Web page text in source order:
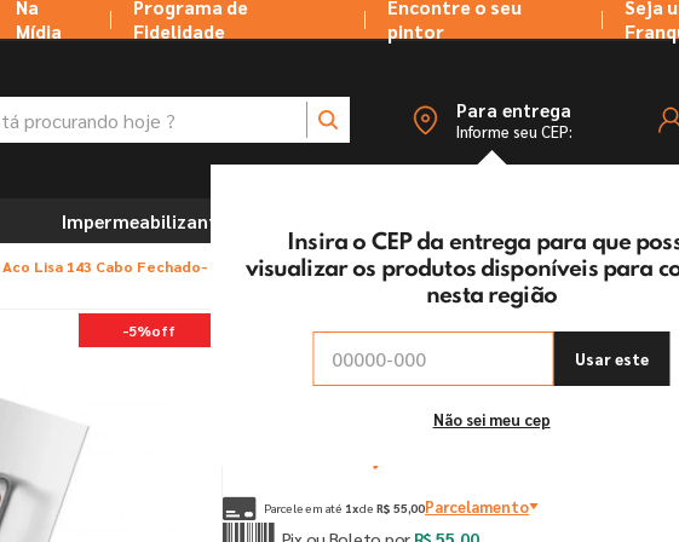
Na
Mídia
Programa de
Fidelidade
Encontre o seu
pintor
Seja
Para entrega
Informe seu CEP:
Insira o CEP da entrega para que
visualizar os produtos disponíveis para
nesta região
Usar este
Não sei meu cep
Impermeabilizantes
Lisa 143 Cabo Fechado- Atlas
-5%off Desempenadeira Aco Lisa 143
Vendido e entregue por:Tintas MC Ltda
Parcele em até 1xde R$ 55,00Parcelamento